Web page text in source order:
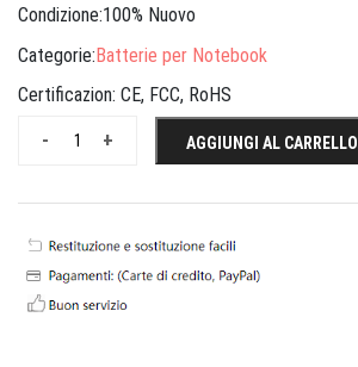
Condizione:100% Nuovo
Categorie:Batterie per Notebook
Certificazion: CE, FCC, RoHS
+
- AGGIUNGI AL CARRELLO